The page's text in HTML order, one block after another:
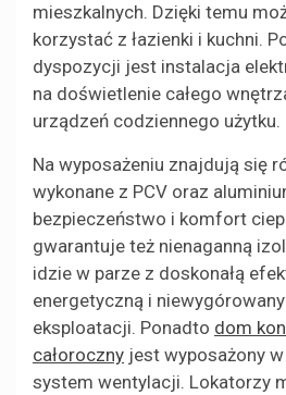
mieszkalnych. Dzięki temu
korzystać z łazienki i kuchni.
dyspozycji jest instalacja
na doświetlenie całego
urządzeń codziennego użytku.
Na wyposażeniu znajdują się
wykonane z PCV oraz
bezpieczeństwo i komfort
gwarantuje też nienaganną
idzie w parze z doskonałą
energetyczną i
eksploatacji. Ponadto dom
całoroczny jest wyposażony
system wentylacji. Lokatorzy